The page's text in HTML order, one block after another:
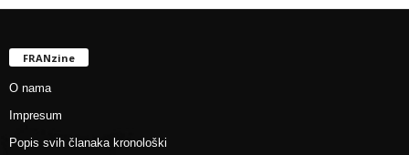
FRANzine
O nama
Impresum
Popis svih članaka kronološki